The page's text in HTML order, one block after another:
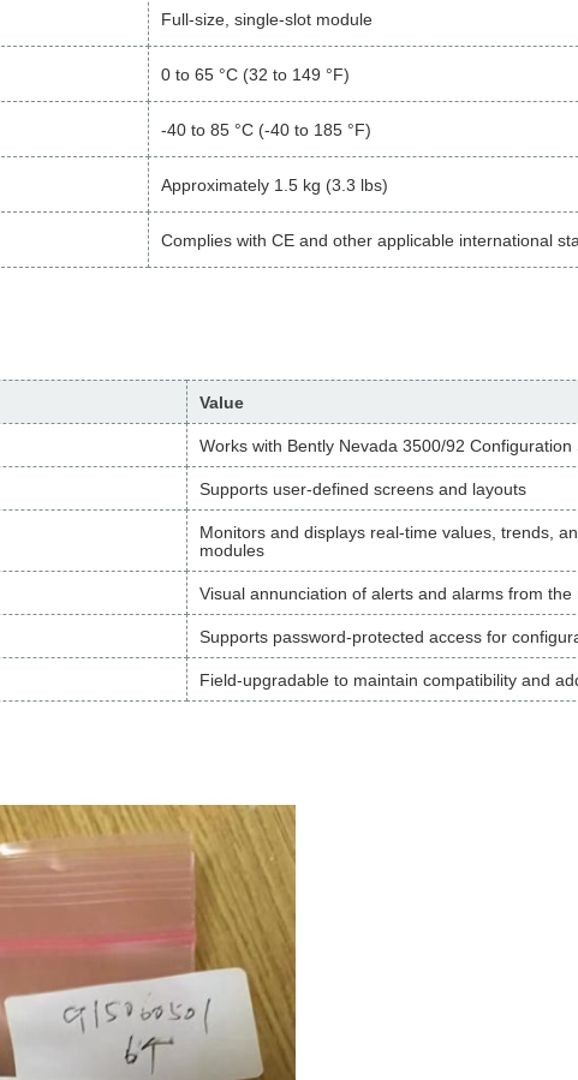
Full-size, single-slot module
0 to 65 °C (32 to 149 °F)
-40 to 85 °C (-40 to 185 °F)
Approximately 1.5 kg (3.3 lbs)
Complies with CE and other applicable international
Value
Works with Bently Nevada 3500/92 Configuration
Supports user-defined screens and layouts
Monitors and displays real-time values, trends,
modules
Visual annunciation of alerts and alarms from the
Supports password-protected access for
Field-upgradable to maintain compatibility and